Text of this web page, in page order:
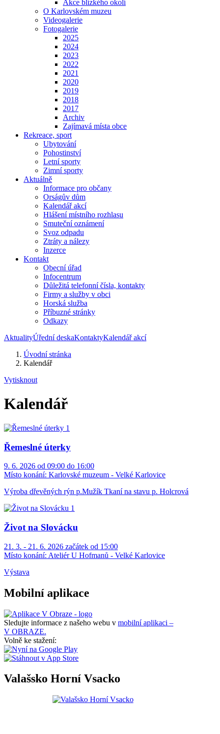
Akce blízkého okolí
O Karlovském muzeu
Videogalerie
Fotogalerie
2025
2024
2023
2022
2021
2020
2019
2018
2017
Archiv
Zajímavá místa obce
Rekreace, sport
Ubytování
Pohostinství
Letní sporty
Zimní sporty
Aktuálně
Informace pro občany
Orságův dům
Kalendář akcí
Hlášení místního rozhlasu
Smuteční oznámení
Svoz odpadu
Ztráty a nálezy
Inzerce
Kontakt
Obecní úřad
Infocentrum
Důležitá telefonní čísla, kontakty
Firmy a služby v obci
Horská služba
Příbuzné stránky
Odkazy
AktualityÚřední deskaKontaktyKalendář akcí
Úvodní stránka
Kalendář
Vytisknout
Kalendář
Řemeslné úterky
9. 6. 2026 od 09:00 do 16:00
Místo konání: Karlovské muzeum - Velké Karlovice
Výroba dřevěných rýn p.Mužík Tkaní na stavu p. Holcrová
Život na Slovácku
21. 3. - 21. 6. 2026 začátek od 15:00
Místo konání: Ateliér U Hofmanů - Velké Karlovice
Výstava
Mobilní aplikace
Sledujte informace z našeho webu v mobilní aplikaci –
V OBRAZE.
Volně ke stažení:
Valašsko Horní Vsacko